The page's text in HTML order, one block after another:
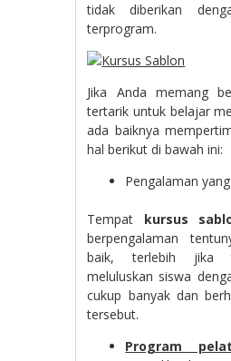
tidak diberikan
terprogram.
Jika Anda memang
tertarik untuk belajar
ada baiknya
hal berikut di bawah ini:
Pengalaman
Tempat kursus
berpengalaman
baik, terlebih jika
meluluskan siswa
cukup banyak dan
tersebut.
Program